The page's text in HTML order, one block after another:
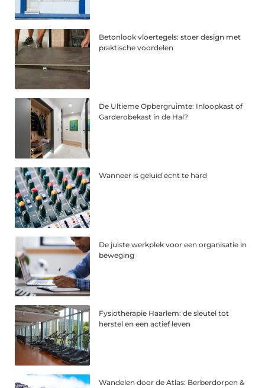
Betonlook vloertegels: stoer design met
praktische voordelen
De Ultieme Opbergruimte: Inloopkast of
Garderobekast in de Hal?
Wanneer is geluid echt te hard
De juiste werkplek voor een organisatie in
beweging
Fysiotherapie Haarlem: de sleutel tot
herstel en een actief leven
Wandelen door de Atlas: Berberdorpen &